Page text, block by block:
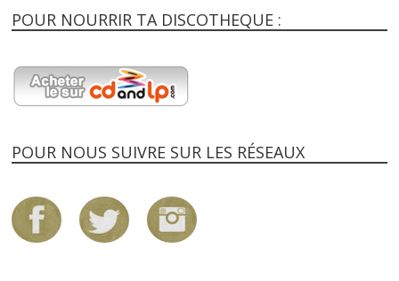
POUR NOURRIR TA DISCOTHEQUE :
POUR NOUS SUIVRE SUR LES RÉSEAUX